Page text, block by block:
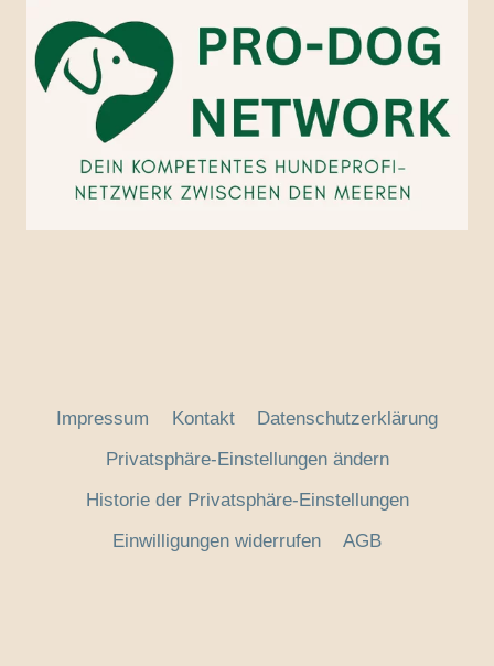
Impressum Kontakt
Datenschutzerklärung
Privatsphäre-Einstellungen ändern
Historie der Privatsphäre-Einstellungen
Einwilligungen widerrufen
AGB